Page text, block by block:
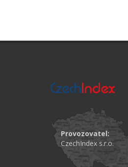
Provozovatel:
CzechIndex s.r.o.